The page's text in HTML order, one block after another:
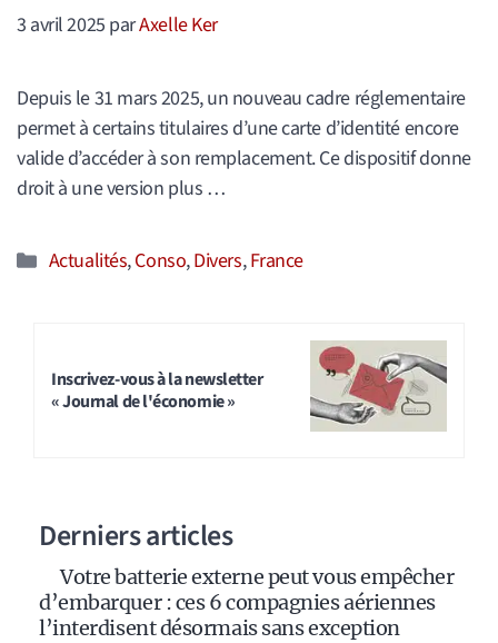
3 avril 2025 parAxelle Ker
Depuis le 31 mars 2025, un nouveau cadre réglementaire
permet à certains titulaires d’une carte d’identité encore
valide d’accéder à son remplacement. Ce dispositif donne
droit à une version plus …
Catégories
Actualités,Conso,Divers,France
Inscrivez-vous à la newsletter
« Journal de l'économie »
Derniers articles
Votre batterie externe peut vous empêcher
d’embarquer : ces 6 compagnies aériennes
l’interdisent désormais sans exception